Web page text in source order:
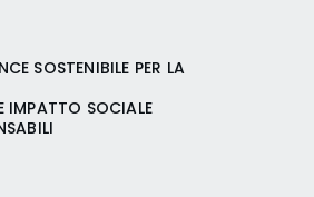
SOSTENIBILE PER LA
IMPATTO SOCIALE